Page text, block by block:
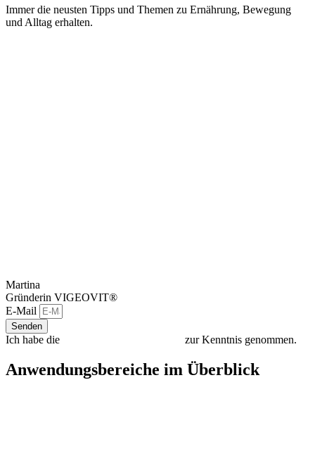
Immer die neusten Tipps und Themen zu Ernährung, Bewegung
und Alltag erhalten.
Martina
Gründerin VIGEOVIT®
E-Mail
Senden
Ich habe die zur Kenntnis genommen.
Anwendungsbereiche im Überblick